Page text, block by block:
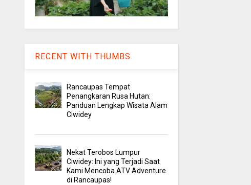
RECENT WITH THUMBS
Rancaupas Tempat
Penangkaran Rusa Hutan:
Panduan Lengkap Wisata Alam
Ciwidey
Nekat Terobos Lumpur
Ciwidey: Ini yang Terjadi Saat
Kami Mencoba ATV Adventure
di Rancaupas!